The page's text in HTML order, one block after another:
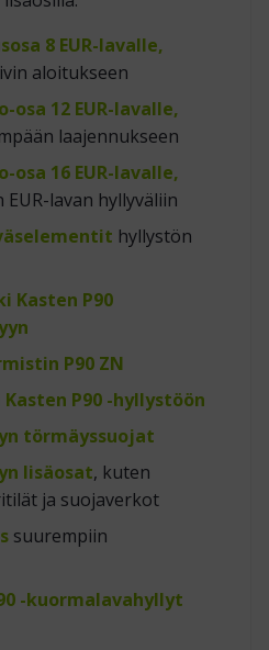
8 EUR-lavalle,
aloitukseen
osa 12 EUR-lavalle,
laajennukseen
osa 16 EUR-lavalle,
EUR-lavan hyllyväliin
hyllystön
Kasten P90
P90 ZN
P90 -hyllystöön
törmäyssuojat
lisäosat, kuten
ja suojaverkot
suurempiin
-kuormalavahyllyt